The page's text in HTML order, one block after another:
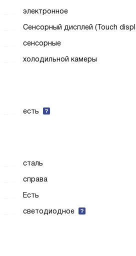
электронное
Сенсорный дисплей (Touch
сенсорные
холодильной камеры
есть
сталь
справа
Есть
светодиодное